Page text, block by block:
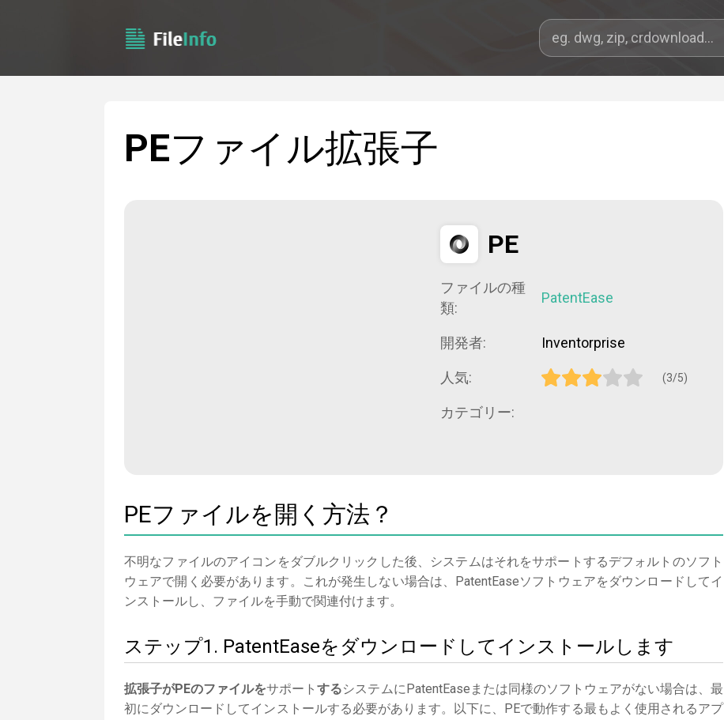
PEファイル拡張子
PE
ファイルの種
類:
PatentEase
開発者: Inventorprise
人気: (3/5)
カテゴリー:
PEファイルを開く方法？
不明なファイルのアイコンをダブルクリックした後、システムはそれをサポートするデフォルトのソフト
ウェアで開く必要があります。これが発生しない場合は、PatentEaseソフトウェアをダウンロードしてイ
ンストールし、ファイルを手動で関連付けます。
ステップ1. PatentEaseをダウンロードしてインストールします
拡張子がPEのファイルをサポートするシステムにPatentEaseまたは同様のソフトウェアがない場合は、最
初にダウンロードしてインストールする必要があります。以下に、PEで動作する最もよく使用されるアプ